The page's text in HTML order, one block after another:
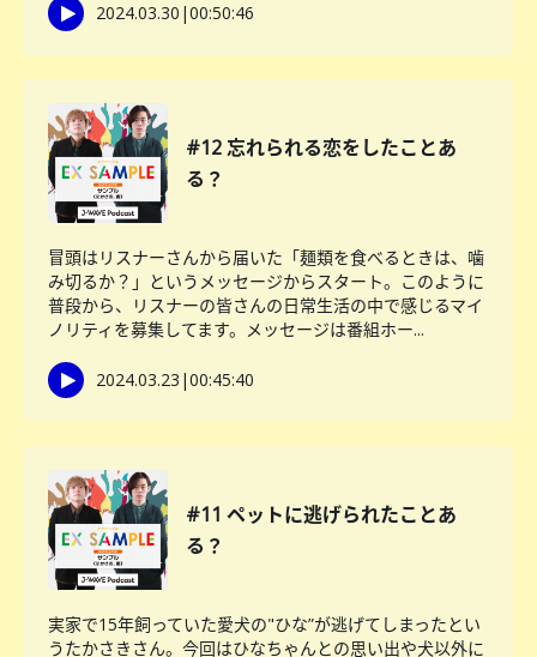
2024.03.30 |00:50:46
#12 忘れられる恋をしたことあ
る？
冒頭はリスナーさんから届いた「麺類を食べるときは、噛
み切るか？」というメッセージからスタート。このように
普段から、リスナーの皆さんの日常生活の中で感じるマイ
ノリティを募集してます。メッセージは番組ホー...
2024.03.23 |00:45:40
#11 ペットに逃げられたことあ
る？
実家で15年飼っていた愛犬の"ひな”が逃げてしまったとい
うたかさきさん。今回はひなちゃんとの思い出や犬以外に